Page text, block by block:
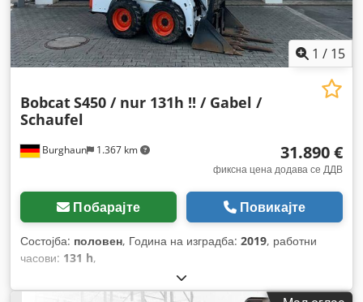
1 / 15
Burghaun 1.367 km
BobcatS450 / nur 131h !! / Gabel /
Schaufel
31.890 €
фиксна цена додава се ДДВ
Побарајте Повикајте
Состојба: половен, Година на изградба: 2019, работни
часови: 131 h,